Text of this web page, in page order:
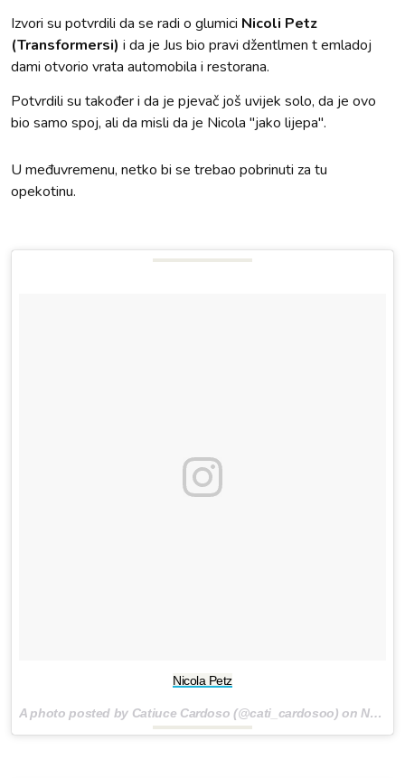
Izvori su potvrdili da se radi o glumici Nicoli Petz
(Transformersi) i da je Jus bio pravi džentlmen t emladoj
dami otvorio vrata automobila i restorana.
Potvrdili su također i da je pjevač još uvijek solo, da je ovo
bio samo spoj, ali da misli da je Nicola ''jako lijepa''.
U međuvremenu, netko bi se trebao pobrinuti za tu
opekotinu.
Nicola Petz
A photo posted by Catiuce Cardoso (@cati_cardosoo) onNov 11, 2014 at 2:47am PST